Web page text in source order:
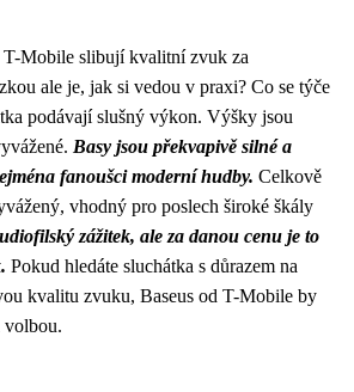
T-Mobile slibují kvalitní zvuk za
ale je, jak si vedou v praxi? Co se týče
podávají slušný výkon. Výšky jsou
Basy jsou překvapivě silné a
fanoušci moderní hudby. Celkově
vhodný pro poslech široké škály
zážitek, ale za danou cenu je to
Pokud hledáte sluchátka s důrazem na
kvalitu zvuku, Baseus od T-Mobile by
volbou.